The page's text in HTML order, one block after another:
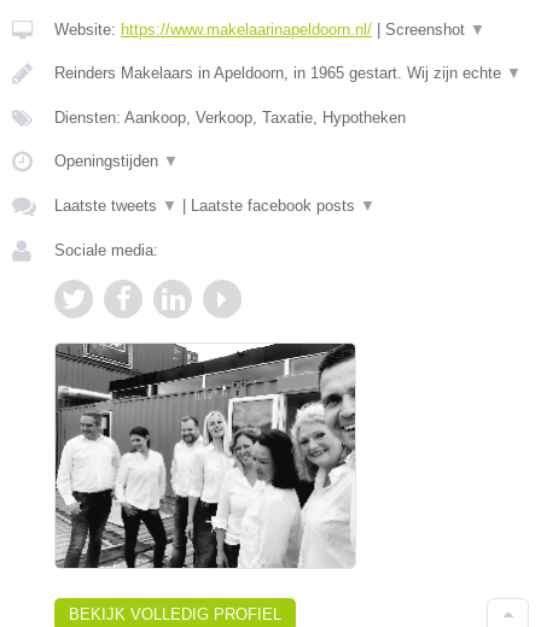
Website: https://www.makelaarinapeldoorn.nl/ Screenshot ▼
Reinders Makelaars in Apeldoorn, in 1965 gestart. Wij zijn echte ▼
Diensten: Aankoop, Verkoop, Taxatie, Hypotheken
Openingstijden ▼
Laatste tweets ▼ Laatste facebook posts ▼
Sociale media:
BEKIJK VOLLEDIG PROFIEL